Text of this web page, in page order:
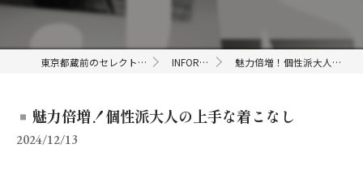
東京都蔵前のセレクトショップならJ's INFORMATION 魅力倍増！個性派大人の上手な着こなし
魅力倍増！個性派大人の上手な着こなし
2024/12/13